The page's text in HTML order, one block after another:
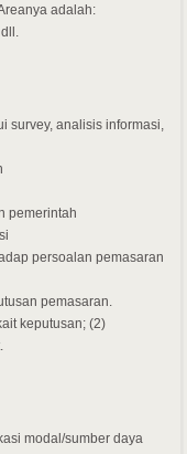
adalah:
survey, analisis informasi,
pemerintah
persoalan pemasaran
pemasaran.
keputusan; (2)
modal/sumber daya